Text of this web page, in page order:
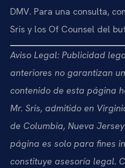
DMV. Para una consulta,
Sris y los Of Counsel del
Aviso Legal: Publicidad
anteriores no garantizan
contenido de esta página
Mr. Sris, admitido en
de Columbia, Nueva
página es solo para fines
constituye asesoría legal.